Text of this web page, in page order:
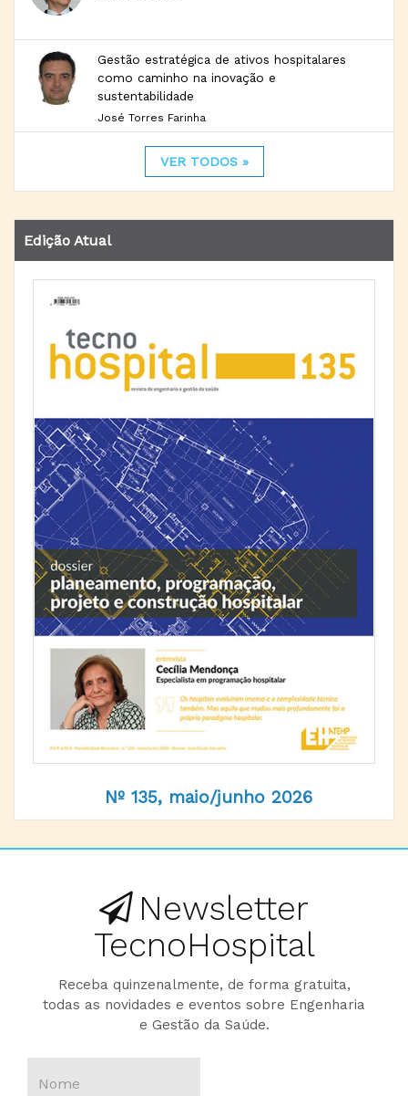
Gestão estratégica de ativos hospitalares
como caminho na inovação e
sustentabilidade
José Torres Farinha
VER TODOS »
Edição Atual
Nº 135, maio/junho 2026
Newsletter
TecnoHospital
Receba quinzenalmente, de forma gratuita,
todas as novidades e eventos sobre Engenharia
e Gestão da Saúde.